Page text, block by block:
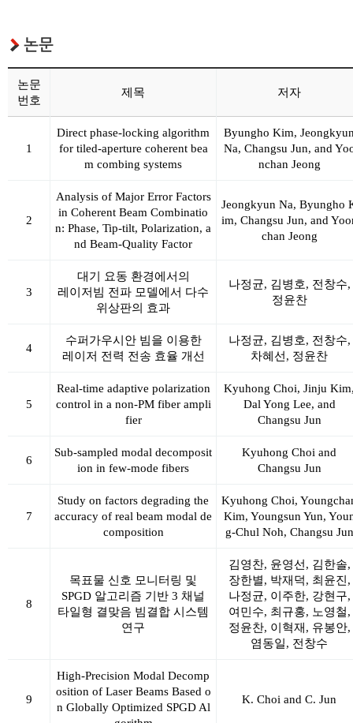
논문
논문
번호
제목 저자
1
Direct phase-locking algorithm
for tiled-aperture coherent bea
m combing systems
Byungho Kim,
Na, Changsu Jun, and
nchan Jeong
2
Analysis of Major Error Factors
in Coherent Beam Combinatio
n: Phase, Tip-tilt, Polarization, a
nd Beam-Quality Factor
Jeongkyun Na, Byungho
im, Changsu Jun, and
chan Jeong
3
대기
요동 환경에서의
레이저빔 전파 모델에서 다수
위상판의 효과
나정균, 김병호, 전창수,
정윤찬
4
수퍼가우시안빔을 이용한
레이저 전력 전송 효율 개선
나정균, 김병호, 전창수,
차혜선, 정윤찬
5
Real-time adaptive polarization
control in a non-PM fiber ampli
fier
Kyuhong Choi, Jinju
Dal Yong Lee, and
Changsu Jun
6
Sub-sampled modal decomposit
ion in few-mode fibers
Kyuhong Choi and
Changsu Jun
7
Study on factors degrading the
accuracy of real beam modal de
composition
Kyuhong Choi,
Kim, Youngsun Yun,
g-Chul Noh, Changsu Jun
8
목표물 신호 모니터링 및
SPGD 알고리즘 기반 3 채널
타일형 결맞음 빔결합 시스템
연구
김영찬, 윤영선, 김한솔,
장한별, 박재덕, 최윤진,
나정균, 이주한, 강현구,
여민수, 최규홍, 노영철,
정윤찬, 이혁재, 유봉안,
염동일, 전창수
9
High-Precision Modal Decomp
osition of Laser Beams Based o
n Globally Optimized SPGD Al
K. Choi and C. Jun